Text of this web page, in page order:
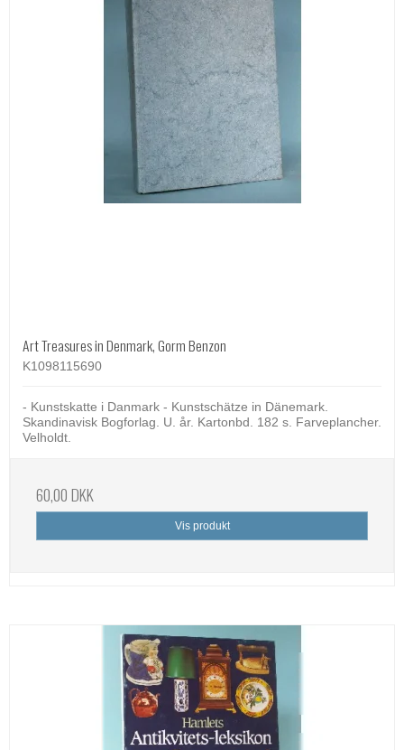
Art Treasures in Denmark, Gorm Benzon
K1098115690
- Kunstskatte i Danmark - Kunstschätze in Dänemark.
Skandinavisk Bogforlag. U. år. Kartonbd. 182 s. Farveplancher.
Velholdt.
60,00 DKK
Vis produkt